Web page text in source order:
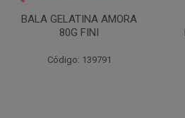
BALA GELATINA AMORA
80G FINI
Código: 139791